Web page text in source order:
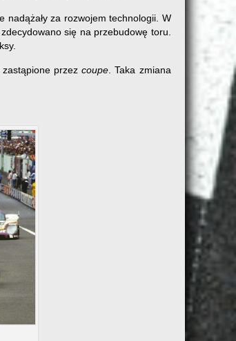
nadążały za rozwojem technologii. W
się na przebudowę toru.
zastąpione przezcoupe . Taka zmiana